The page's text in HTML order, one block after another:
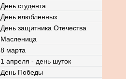
День студента
День влюбленных
День защитника Отечества
Масленица
8 марта
1 апреля - день шуток
День Победы